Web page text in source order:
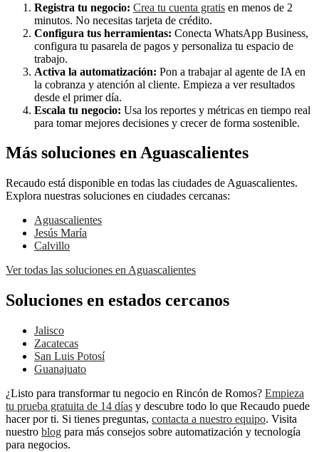
Registra tu negocio: Crea tu cuenta gratis en menos de 2
minutos. No necesitas tarjeta de crédito.
Configura tus herramientas: Conecta WhatsApp Business,
configura tu pasarela de pagos y personaliza tu espacio de
trabajo.
Activa la automatización: Pon a trabajar al agente de IA en
la cobranza y atención al cliente. Empieza a ver resultados
desde el primer día.
Escala tu negocio: Usa los reportes y métricas en tiempo real
para tomar mejores decisiones y crecer de forma sostenible.
Más soluciones en Aguascalientes
Recaudo está disponible en todas las ciudades de Aguascalientes.
Explora nuestras soluciones en ciudades cercanas:
Aguascalientes
Jesús María
Calvillo
Ver todas las soluciones en Aguascalientes
Soluciones en estados cercanos
Jalisco
Zacatecas
San Luis Potosí
Guanajuato
¿Listo para transformar tu negocio en Rincón de Romos? Empieza
tu prueba gratuita de 14 días y descubre todo lo que Recaudo puede
hacer por ti. Si tienes preguntas, contacta a nuestro equipo. Visita
nuestro blog para más consejos sobre automatización y tecnología
para negocios.